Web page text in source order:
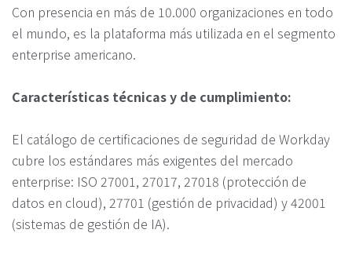
Con presencia en más de 10.000 organizaciones en todo
el mundo, es la plataforma más utilizada en el segmento
enterprise americano.
Características técnicas y de cumplimiento:
El catálogo de certificaciones de seguridad de Workday
cubre los estándares más exigentes del mercado
enterprise: ISO 27001, 27017, 27018 (protección de
datos en cloud), 27701 (gestión de privacidad) y 42001
(sistemas de gestión de IA).